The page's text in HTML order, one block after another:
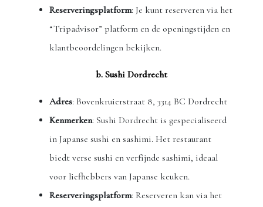
Reserveringsplatform: Je kunt reserveren via het
“Tripadvisor” platform en de openingstijden en
klantbeoordelingen bekijken.
b. Sushi Dordrecht
Adres: Bovenkruierstraat 8, 3314 BC Dordrecht
Kenmerken: Sushi Dordrecht is gespecialiseerd
in Japanse sushi en sashimi. Het restaurant
biedt verse sushi en verfijnde sashimi, ideaal
voor liefhebbers van Japanse keuken.
Reserveringsplatform: Reserveren kan via het